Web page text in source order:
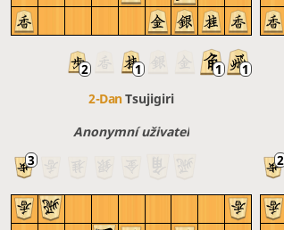
2-DanTsujigiri
Anonymní uživatel